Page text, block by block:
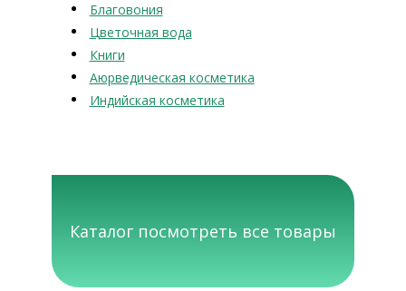
Благовония
Цветочная вода
Книги
Аюрведическая косметика
Индийская косметика
Каталог посмотреть все товары